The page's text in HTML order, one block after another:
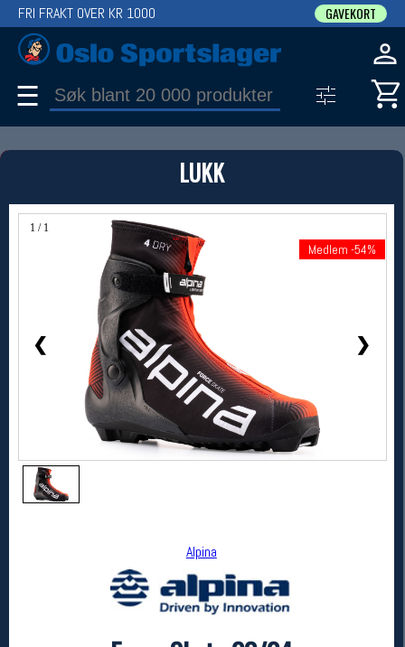
LUKK
1 / 1
❮ ❯
Medlem -54%
Alpina
FRI FRAKT OVER KR 1000 GAVEKORT
☰
PRODUKT
Produkter (1)
Bruk filter til å spisse søket